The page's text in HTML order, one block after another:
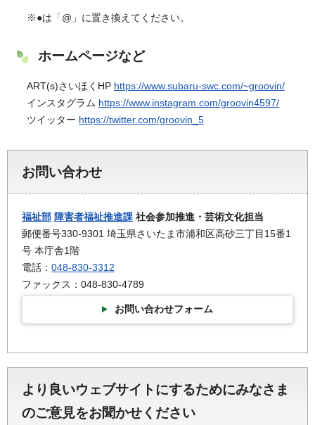
※●は「@」に置き換えてください。
ホームページなど
ART(s)さいほくHP https://www.subaru-swc.com/~groovin/
インスタグラム https://www.instagram.com/groovin4597/
ツイッター https://twitter.com/groovin_5
お問い合わせ
福祉部 障害者福祉推進課 社会参加推進・芸術文化担当
郵便番号330-9301 埼玉県さいたま市浦和区高砂三丁目15番1
号 本庁舎1階
電話： 048-830-3312
ファックス：048-830-4789
お問い合わせフォーム
より良いウェブサイトにするためにみなさま
のご意見をお聞かせください